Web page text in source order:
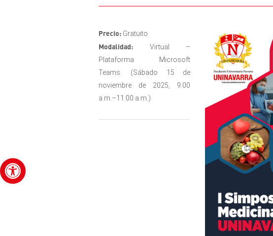
Abrir barra de herramientas
Precio: Gratuito
Modalidad: Virtual –
Plataforma Microsoft
Teams. (Sábado 15 de
noviembre de 2025, 9:00
a.m.–11:00 a.m.)